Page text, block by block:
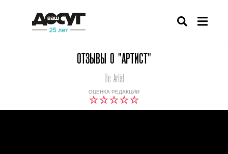
ОТЗЫВЫ О "АРТИСТ"
ОЦЕНКА РЕДАКЦИИ
The Artist